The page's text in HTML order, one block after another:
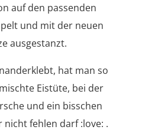
auf den passenden
und mit der neuen
ausgestanzt.
hat man so
Eistüte, bei der
und ein bisschen
nicht fehlen darf :love: .